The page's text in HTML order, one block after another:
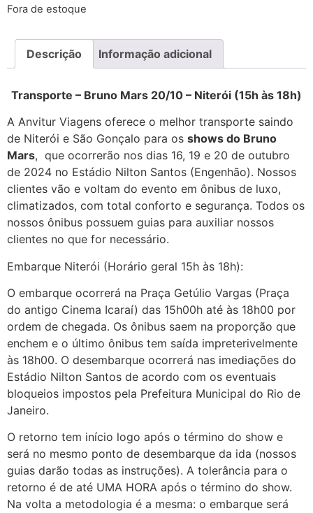
Fora de estoque
Descrição Informação adicional
Transporte – Bruno Mars 20/10 – Niterói (15h às 18h)
A Anvitur Viagens oferece o melhor transporte saindo
de Niterói e São Gonçalo para os shows do Bruno
Mars, que ocorrerão nos dias 16, 19 e 20 de outubro
de 2024 no Estádio Nilton Santos (Engenhão). Nossos
clientes vão e voltam do evento em ônibus de luxo,
climatizados, com total conforto e segurança. Todos os
nossos ônibus possuem guias para auxiliar nossos
clientes no que for necessário.
Embarque Niterói (Horário geral 15h às 18h):
O embarque ocorrerá na Praça Getúlio Vargas (Praça
do antigo Cinema Icaraí) das 15h00h até às 18h00 por
ordem de chegada. Os ônibus saem na proporção que
enchem e o último ônibus tem saída impreterivelmente
às 18h00. O desembarque ocorrerá nas imediações do
Estádio Nilton Santos de acordo com os eventuais
bloqueios impostos pela Prefeitura Municipal do Rio de
Janeiro.
O retorno tem início logo após o término do show e
será no mesmo ponto de desembarque da ida (nossos
guias darão todas as instruções). A tolerância para o
retorno é de até UMA HORA após o término do show.
Na volta a metodologia é a mesma: o embarque será